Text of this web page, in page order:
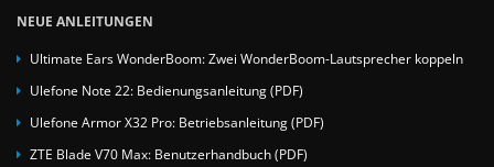
NEUE ANLEITUNGEN
Ultimate Ears WonderBoom: Zwei WonderBoom-Lautsprecher koppeln
Ulefone Note 22: Bedienungsanleitung (PDF)
Ulefone Armor X32 Pro: Betriebsanleitung (PDF)
ZTE Blade V70 Max: Benutzerhandbuch (PDF)